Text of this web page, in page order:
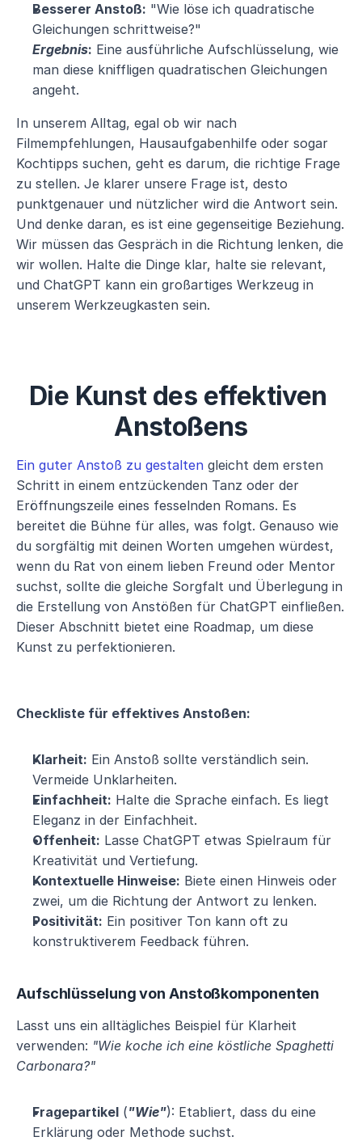
Besserer Anstoß: "Wie löse ich quadratische
Gleichungen schrittweise?"
Ergebnis: Eine ausführliche Aufschlüsselung, wie
man diese kniffligen quadratischen Gleichungen
angeht.
In unserem Alltag, egal ob wir nach
Filmempfehlungen, Hausaufgabenhilfe oder sogar
Kochtipps suchen, geht es darum, die richtige Frage
zu stellen. Je klarer unsere Frage ist, desto
punktgenauer und nützlicher wird die Antwort sein.
Und denke daran, es ist eine gegenseitige Beziehung.
Wir müssen das Gespräch in die Richtung lenken, die
wir wollen. Halte die Dinge klar, halte sie relevant,
und ChatGPT kann ein großartiges Werkzeug in
unserem Werkzeugkasten sein.
Die Kunst des effektiven
Anstoßens
Ein guter Anstoß zu gestalten gleicht dem ersten
Schritt in einem entzückenden Tanz oder der
Eröffnungszeile eines fesselnden Romans. Es
bereitet die Bühne für alles, was folgt. Genauso wie
du sorgfältig mit deinen Worten umgehen würdest,
wenn du Rat von einem lieben Freund oder Mentor
suchst, sollte die gleiche Sorgfalt und Überlegung in
die Erstellung von Anstößen für ChatGPT einfließen.
Dieser Abschnitt bietet eine Roadmap, um diese
Kunst zu perfektionieren.
Checkliste für effektives Anstoßen:
Klarheit: Ein Anstoß sollte verständlich sein.
Vermeide Unklarheiten.
Einfachheit: Halte die Sprache einfach. Es liegt
Eleganz in der Einfachheit.
Offenheit: Lasse ChatGPT etwas Spielraum für
Kreativität und Vertiefung.
Kontextuelle Hinweise: Biete einen Hinweis oder
zwei, um die Richtung der Antwort zu lenken.
Positivität: Ein positiver Ton kann oft zu
konstruktiverem Feedback führen.
Aufschlüsselung von Anstoßkomponenten
Lasst uns ein alltägliches Beispiel für Klarheit
verwenden: "Wie koche ich eine köstliche Spaghetti
Carbonara?"
Fragepartikel ("Wie"): Etabliert, dass du eine
Erklärung oder Methode suchst.